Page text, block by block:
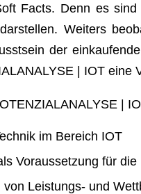
Facts. Denn es
Weiters
der
| IOT eine
|
im Bereich IOT
Voraussetzung für die
Leistungs- und